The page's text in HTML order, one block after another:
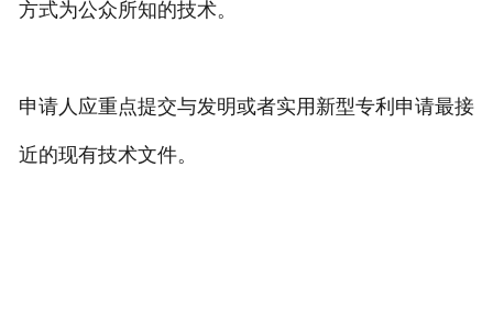
方式为公众所知的技术。
申请人应重点提交与发明或者实用新型专利申请最接
近的现有技术文件。